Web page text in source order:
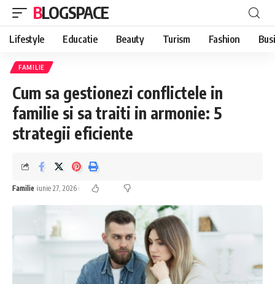
BLOGSPACE
Lifestyle Educatie Beauty Turism Fashion
FAMILIE
Cum sa gestionezi conflictele in
familie si sa traiti in armonie: 5
strategii eficiente
Familie iunie 27, 2026